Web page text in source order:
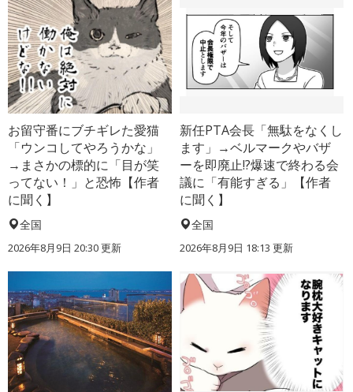
お留守番にブチギレた愛猫
「ウンコしてやろうかな」
→まさかの標的に「目が笑
ってない！」と恐怖【作者
に聞く】
全国
2026年8月9日 20:30更新
新任PTA会長「無駄をなくし
ます」→ベルマークやバザ
ーを即廃止!?爆速で終わる会
議に「有能すぎる」【作者
に聞く】
全国
2026年8月9日 18:13 更新